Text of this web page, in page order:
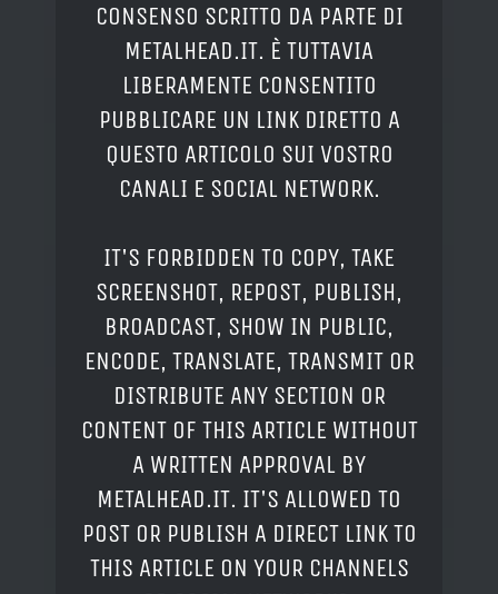
CONSENSO SCRITTO DA PARTE DI
METALHEAD.IT. È TUTTAVIA
LIBERAMENTE CONSENTITO
PUBBLICARE UN LINK DIRETTO A
QUESTO ARTICOLO SUI VOSTRO
CANALI E SOCIAL NETWORK.
IT'S FORBIDDEN TO COPY, TAKE
SCREENSHOT, REPOST, PUBLISH,
BROADCAST, SHOW IN PUBLIC,
ENCODE, TRANSLATE, TRANSMIT OR
DISTRIBUTE ANY SECTION OR
CONTENT OF THIS ARTICLE WITHOUT
A WRITTEN APPROVAL BY
METALHEAD.IT. IT'S ALLOWED TO
POST OR PUBLISH A DIRECT LINK TO
THIS ARTICLE ON YOUR CHANNELS